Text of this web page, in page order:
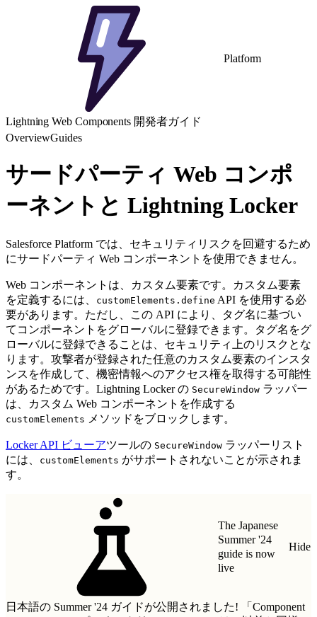
Platform
Lightning Web Components 開発者ガイド
OverviewGuides
サードパーティ Web コンポ
ーネントと Lightning Locker
Salesforce Platform では、セキュリティリスクを回避するため
にサードパーティ Web コンポーネントを使用できません。
Web コンポーネントは、カスタム要素です。カスタム要素
を定義するには、
customElements.define API を使用する必
要があります。ただし、この API により、タグ名に基づい
てコンポーネントをグローバルに登録できます。タグ名をグ
ローバルに登録できることは、セキュリティ上のリスクとな
ります。攻撃者が登録された任意のカスタム要素のインスタ
ンスを作成して、機密情報へのアクセス権を取得する可能性
があるためです。Lightning Locker の SecureWindow ラッパー
は、カスタム Web コンポーネントを作成する
customElements メソッドをブロックします。
Locker API ビューアツールの SecureWindow ラッパーリスト
には、
customElements がサポートされないことが示されま
す。
The Japanese
Summer '24
guide is now
live
Hide
日本語の Summer '24 ガイドが公開されました!
「Component